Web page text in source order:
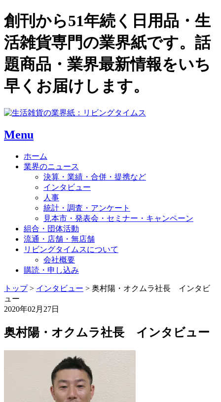
創刊から51年続く日用品・生
活雑貨専門の業界紙です。話
題商品・業界最新情報をいち
早くお届けします。
Menu
ホーム
業界のニュース
決算・業績・合併・提携など
インタビュー
人事
統計・調査・アンケート
見本市・発表会・セミナー・キャンペーン
組合・団体活動
流通・店舗・無店舗
リビングタイムスについて
会社概要
購読・申し込み
トップ> インタビュー > 奥村陽・オクムラ社長 インタビ
ュー
2020年02月27日
奥村陽・オクムラ社長 インタビュー